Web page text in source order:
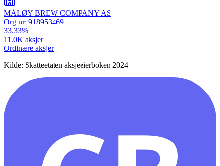
MÅLØY BREW COMPANY AS
Org.nr: 918953469
33.33%
11.0K aksjer
Ordinære aksjer
Kilde: Skatteetaten aksjeeierboken 2024